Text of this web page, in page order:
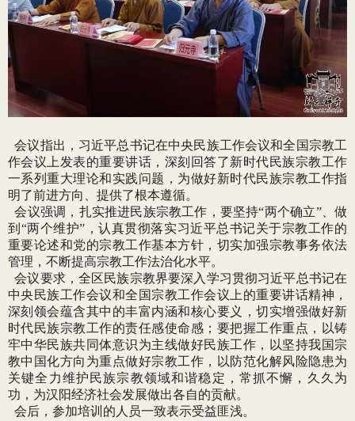
会议指出，习近平总书记在中央民族工作会议和全国宗教工
作会议上发表的重要讲话，深刻回答了新时代民族宗教工作
一系列重大理论和实践问题，为做好新时代民族宗教工作指
明了前进方向、提供了根本遵循。
会议强调，扎实推进民族宗教工作，要坚持“两个确立”、做
到“两个维护”，认真贯彻落实习近平总书记关于宗教工作的
重要论述和党的宗教工作基本方针，切实加强宗教事务依法
管理，不断提高宗教工作法治化水平。
会议要求，全区民族宗教界要深入学习贯彻习近平总书记在
中央民族工作会议和全国宗教工作会议上的重要讲话精神，
深刻领会蕴含其中的丰富内涵和核心要义，切实增强做好新
时代民族宗教工作的责任感使命感；要把握工作重点，以铸
牢中华民族共同体意识为主线做好民族工作，以坚持我国宗
教中国化方向为重点做好宗教工作，以防范化解风险隐患为
关键全力维护民族宗教领域和谐稳定，常抓不懈，久久为
功，为汉阳经济社会发展做出各自的贡献。
会后，参加培训的人员一致表示受益匪浅。